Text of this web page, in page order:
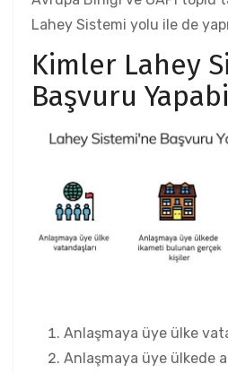
Lahey Sistemi yolu ile de
Kimler Lahey
Başvuru
Anlaşmaya üye ülke
Anlaşmaya üye ülkede